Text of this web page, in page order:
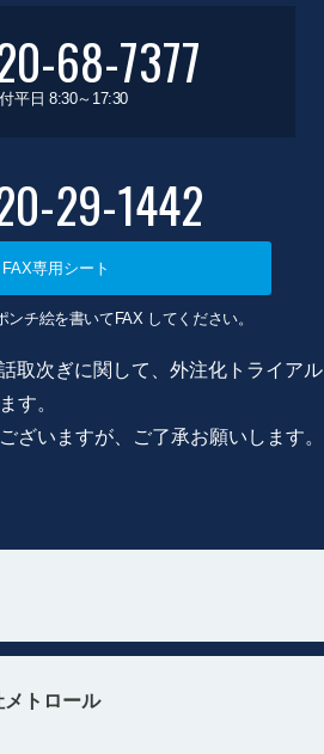
68-7377
平日 8:30～17:30
29-1442
FAX専用シート
ンチ絵を書いてFAX してください。
取次ぎに関して、外注化トライアル
す。
ざいますが、ご了承お願いします。
トロール